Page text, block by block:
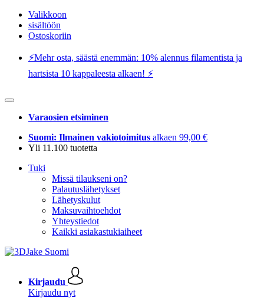
Valikkoon
sisältöön
Ostoskoriin
⚡️Mehr osta, säästä enemmän: 10% alennus filamentista ja
hartsista 10 kappaleesta alkaen! ⚡️
Varaosien etsiminen
Suomi: Ilmainen vakiotoimitus alkaen 99,00 €
Yli 11.100 tuotetta
Tuki
Missä tilaukseni on?
Palautuslähetykset
Lähetyskulut
Maksuvaihtoehdot
Yhteystiedot
Kaikki asiakastukiaiheet
Kirjaudu
Kirjaudu nyt